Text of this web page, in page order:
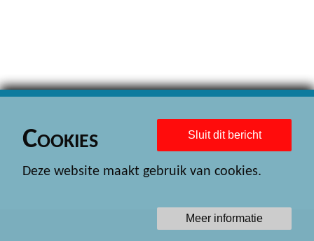
Sluit dit bericht
Cookies
Deze website maakt gebruik van cookies.
Meer informatie